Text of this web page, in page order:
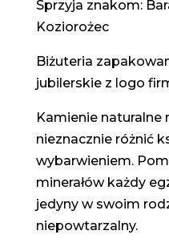
Sprzyja znakom:
Koziorożec
Biżuteria
jubilerskie z logo
Kamienie naturalne
nieznacznie różnić
wybarwieniem.
minerałów każdy
jedyny w swoim
niepowtarzalny.